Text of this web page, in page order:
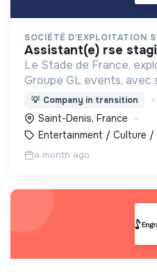
SOCIÉTÉ D'EXPLOITATION
assistant(e) rse
Le Stade de France,
Groupe GL events, avec
s'impose comme la plus
et événementielle du pays.
💡 Company in transition
Saint-Denis, France
Entertainment / Culture /
a month ago